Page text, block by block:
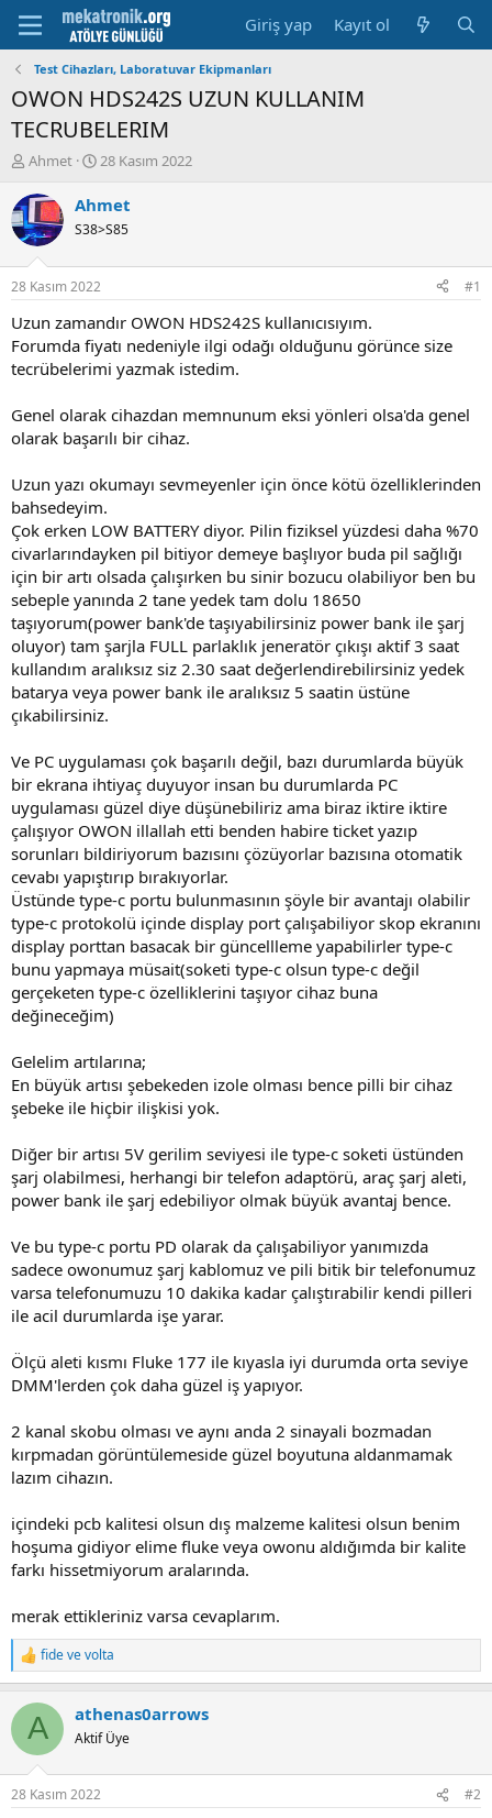
Giriş yap Kayıt ol
Test Cihazları, Laboratuvar Ekipmanları
OWON HDS242S UZUN KULLANIM
TECRUBELERIM
K
n
u
y
u
b
a
ş
a
t
n
Ahmet
B
ş
a
a
t
a
i
h
28 Kasım 2022
Ahmet
S38>S85
28 Kasım 2022 #1
Uzun zamandır OWON HDS242S kullanıcısıyım.
Forumda fiyatı nedeniyle ilgi odağı olduğunu görünce size
tecrübelerimi yazmak istedim.
Genel olarak cihazdan memnunum eksi yönleri olsa'da genel
olarak başarılı bir cihaz.
Uzun yazı okumayı sevmeyenler için önce kötü özelliklerinden
bahsedeyim.
Çok erken LOW BATTERY diyor. Pilin fiziksel yüzdesi daha %70
civarlarındayken pil bitiyor demeye başlıyor buda pil sağlığı
için bir artı olsada çalışırken bu sinir bozucu olabiliyor ben bu
sebeple yanında 2 tane yedek tam dolu 18650
taşıyorum(power bank'de taşıyabilirsiniz power bank ile şarj
oluyor) tam şarjla FULL parlaklık jeneratör çıkışı aktif 3 saat
kullandım aralıksız siz 2.30 saat değerlendirebilirsiniz yedek
batarya veya power bank ile aralıksız 5 saatin üstüne
çıkabilirsiniz.
Ve PC uygulaması çok başarılı değil, bazı durumlarda büyük
bir ekrana ihtiyaç duyuyor insan bu durumlarda PC
uygulaması güzel diye düşünebiliriz ama biraz iktire iktire
çalışıyor OWON illallah etti benden habire ticket yazıp
sorunları bildiriyorum bazısını çözüyorlar bazısına otomatik
cevabı yapıştırıp bırakıyorlar.
Üstünde type-c portu bulunmasının şöyle bir avantajı olabilir
type-c protokolü içinde display port çalışabiliyor skop ekranını
display porttan basacak bir güncellleme yapabilirler type-c
bunu yapmaya müsait(soketi type-c olsun type-c değil
gerçeketen type-c özelliklerini taşıyor cihaz buna
değineceğim)
Gelelim artılarına;
En büyük artısı şebekeden izole olması bence pilli bir cihaz
şebeke ile hiçbir ilişkisi yok.
Diğer bir artısı 5V gerilim seviyesi ile type-c soketi üstünden
şarj olabilmesi, herhangi bir telefon adaptörü, araç şarj aleti,
power bank ile şarj edebiliyor olmak büyük avantaj bence.
Ve bu type-c portu PD olarak da çalışabiliyor yanımızda
sadece owonumuz şarj kablomuz ve pili bitik bir telefonumuz
varsa telefonumuzu 10 dakika kadar çalıştırabilir kendi pilleri
ile acil durumlarda işe yarar.
Ölçü aleti kısmı Fluke 177 ile kıyasla iyi durumda orta seviye
DMM'lerden çok daha güzel iş yapıyor.
2 kanal skobu olması ve aynı anda 2 sinayali bozmadan
kırpmadan görüntülemeside güzel boyutuna aldanmamak
lazım cihazın.
içindeki pcb kalitesi olsun dış malzeme kalitesi olsun benim
hoşuma gidiyor elime fluke veya owonu aldığımda bir kalite
farkı hissetmiyorum aralarında.
merak ettikleriniz varsa cevaplarım.
R
e
c
i
s
fidevevolta
A athenas0arrows
Aktif Üye
28 Kasım 2022 #2